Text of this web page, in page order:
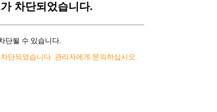
차단되었습니다.
단될 수 있습니다.
단되었습니다. 관리자에게 문의하십시오.